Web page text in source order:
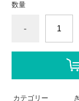
数量
-
カテゴリー